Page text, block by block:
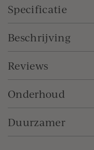
Specificatie
Beschrijving
Reviews
Onderhoud
Duurzamer